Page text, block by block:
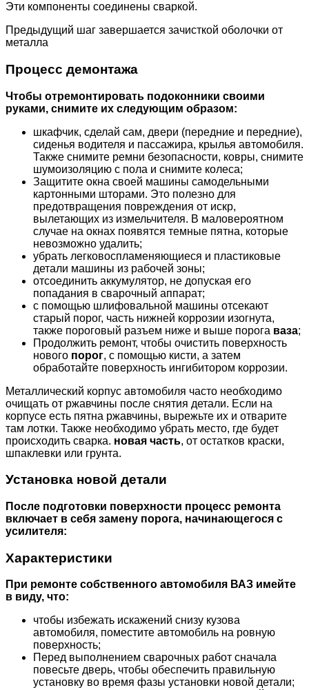
Эти компоненты соединены сваркой.
Предыдущий шаг завершается зачисткой оболочки от
металла
Процесс демонтажа
Чтобы отремонтировать подоконники своими
руками, снимите их следующим образом:
шкафчик, сделай сам, двери (передние и передние),
сиденья водителя и пассажира, крылья автомобиля.
Также снимите ремни безопасности, ковры, снимите
шумоизоляцию с пола и снимите колеса;
Защитите окна своей машины самодельными
картонными шторами. Это полезно для
предотвращения повреждения от искр,
вылетающих из измельчителя. В маловероятном
случае на окнах появятся темные пятна, которые
невозможно удалить;
убрать легковоспламеняющиеся и пластиковые
детали машины из рабочей зоны;
отсоединить аккумулятор, не допуская его
попадания в сварочный аппарат;
с помощью шлифовальной машины отсекают
старый порог, часть нижней коррозии изогнута,
также пороговый разъем ниже и выше порога ваза;
Продолжить ремонт, чтобы очистить поверхность
нового порог, с помощью кисти, а затем
обработайте поверхность ингибитором коррозии.
Металлический корпус автомобиля часто необходимо
очищать от ржавчины после снятия детали. Если на
корпусе есть пятна ржавчины, вырежьте их и отварите
там лотки. Также необходимо убрать место, где будет
происходить сварка. новая часть, от остатков краски,
шпаклевки или грунта.
Установка новой детали
После подготовки поверхности процесс ремонта
включает в себя замену порога, начинающегося с
усилителя:
Характеристики
При ремонте собственного автомобиля ВАЗ имейте
в виду, что:
чтобы избежать искажений снизу кузова
автомобиля, поместите автомобиль на ровную
поверхность;
Перед выполнением сварочных работ сначала
повесьте дверь, чтобы обеспечить правильную
установку во время фазы установки новой детали;